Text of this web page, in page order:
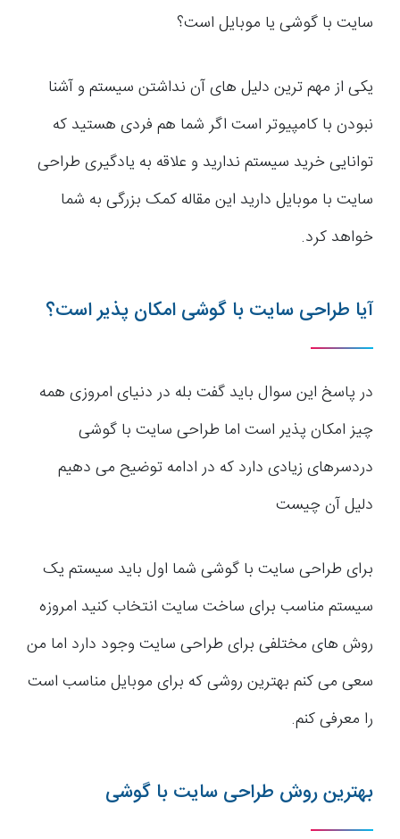
سایت با گوشی یا موبایل است؟
یکی از مهم ترین دلیل های آن نداشتن سیستم و آشنا
نبودن با کامپیوتر است اگر شما هم فردی هستید که
توانایی خرید سیستم ندارید و علاقه به یادگیری طراحی
سایت با موبایل دارید این مقاله کمک بزرگی به شما
خواهد کرد.
آیا طراحی سایت با گوشی امکان پذیر است؟
در پاسخ این سوال باید گفت بله در دنیای امروزی همه
چیز امکان پذیر است اما طراحی سایت با گوشی
دردسرهای زیادی دارد که در ادامه توضیح می دهیم
دلیل آن چیست
برای طراحی سایت با گوشی شما اول باید سیستم یک
سیستم مناسب برای ساخت سایت انتخاب کنید امروزه
روش های مختلفی برای طراحی سایت وجود دارد اما من
سعی می کنم بهترین روشی که برای موبایل مناسب است
را معرفی کنم.
بهترین روش طراحی سایت با گوشی